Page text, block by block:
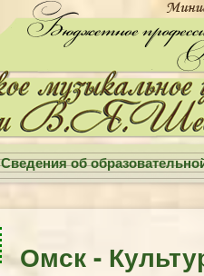
Сведения об
Омск -